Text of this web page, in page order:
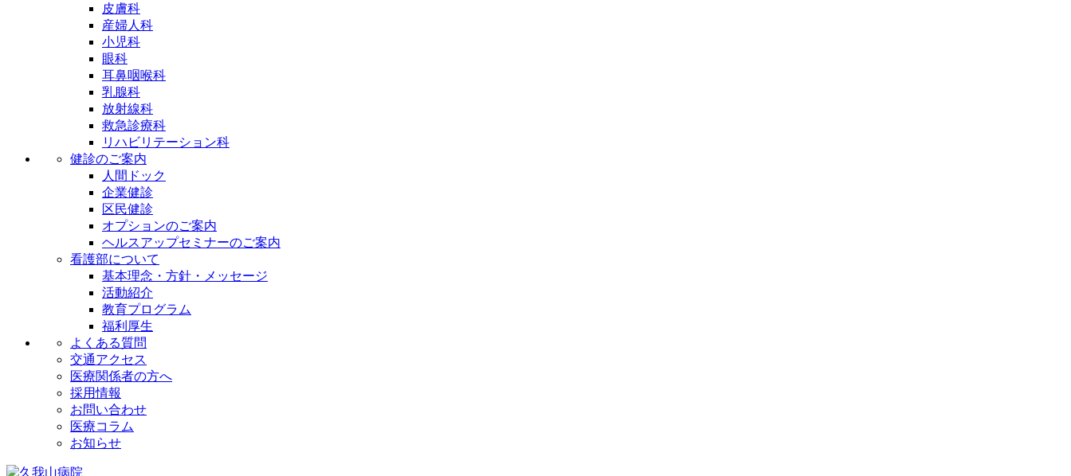
皮膚科
産婦人科
小児科
眼科
耳鼻咽喉科
乳腺科
放射線科
救急診療科
リハビリテーション科
健診のご案内
人間ドック
企業健診
区民健診
オプションのご案内
ヘルスアップセミナーのご案内
看護部について
基本理念・方針・メッセージ
活動紹介
教育プログラム
福利厚生
よくある質問
交通アクセス
医療関係者の方へ
採用情報
お問い合わせ
医療コラム
お知らせ